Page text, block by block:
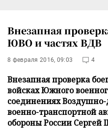
Внезапная
ЮВО и частях ВДВ
8 февраля 2016, 09:03 4
Внезапная проверка
войсках Южного
соединениях
военно-транспортной
обороны России Сергей